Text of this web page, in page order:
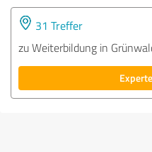
31 Treffer
zu Weiterbildung in